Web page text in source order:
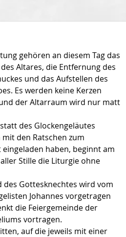
gehören an diesem Tag das
Altares, die Entfernung des
und das Aufstellen des
Es werden keine Kerzen
der Altarraum wird nur matt
des Glockengeläutes
den Ratschen zum
haben, beginnt am
Stille die Liturgie ohne
des Gottesknechtes wird vom
Johannes vorgetragen
die Feiergemeinde der
vortragen.
auf die jeweils mit einer